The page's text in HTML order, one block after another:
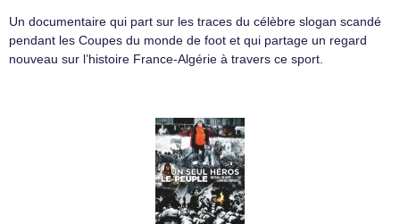
Un documentaire qui part sur les traces du célèbre slogan scandé
pendant les Coupes du monde de foot et qui partage un regard
nouveau sur l’histoire France-Algérie à travers ce sport.